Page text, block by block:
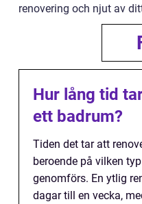
renovering och njut av
Hur lång tid
ett badrum?
Tiden det tar att
beroende på vilken
genomförs. En ytlig
dagar till en vecka,